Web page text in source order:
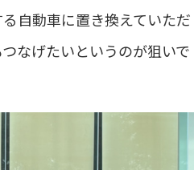
自動車に置き換えていただ
なげたいというのが狙いで